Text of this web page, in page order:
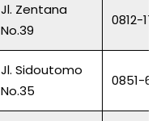
Jl. Zentana
No.39
0812-
Jl. Sidoutomo
No.35
0851-